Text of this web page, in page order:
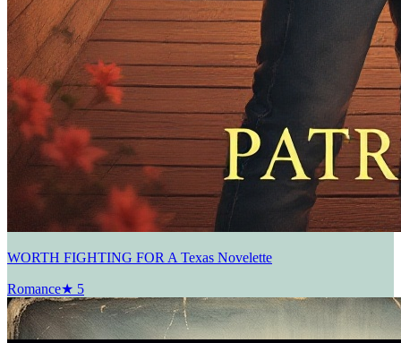
WORTH FIGHTING FOR A Texas Novelette
Romance★ 5